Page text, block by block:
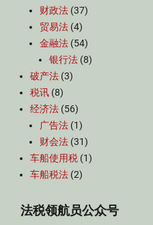
财政法 (37)
贸易法 (4)
金融法 (54)
银行法 (8)
破产法 (3)
税讯 (8)
经济法 (56)
广告法 (1)
财会法 (31)
车船使用税 (1)
车船税法 (2)
法税领航员公众号